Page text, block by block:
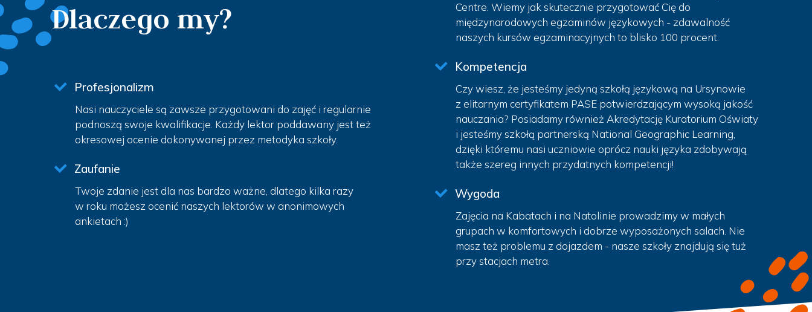
Dlaczego my?
Profesjonalizm
Nasi nauczyciele są zawsze przygotowani do zajęć i regularnie
podnoszą swoje kwalifikacje. Każdy lektor poddawany jest też
okresowej ocenie dokonywanej przez metodyka szkoły.
Zaufanie
Twoje zdanie jest dla nas bardzo ważne, dlatego kilka razy
w roku możesz ocenić naszych lektorów w anonimowych
ankietach :)
Centre. Wiemy jak skutecznie przygotować Cię do
międzynarodowych egzaminów językowych - zdawalność
naszych kursów egzaminacyjnych to blisko 100 procent.
Kompetencja
Czy wiesz, że jesteśmy jedyną szkołą językową na Ursynowie
z elitarnym certyfikatem PASE potwierdzającym wysoką jakość
nauczania? Posiadamy również Akredytację Kuratorium Oświaty
i jesteśmy szkołą partnerską National Geographic Learning,
dzięki któremu nasi uczniowie oprócz nauki języka zdobywają
także szereg innych przydatnych kompetencji!
Wygoda
Zajęcia na Kabatach i na Natolinie prowadzimy w małych
grupach w komfortowych i dobrze wyposażonych salach. Nie
masz też problemu z dojazdem - nasze szkoły znajdują się tuż
przy stacjach metra.